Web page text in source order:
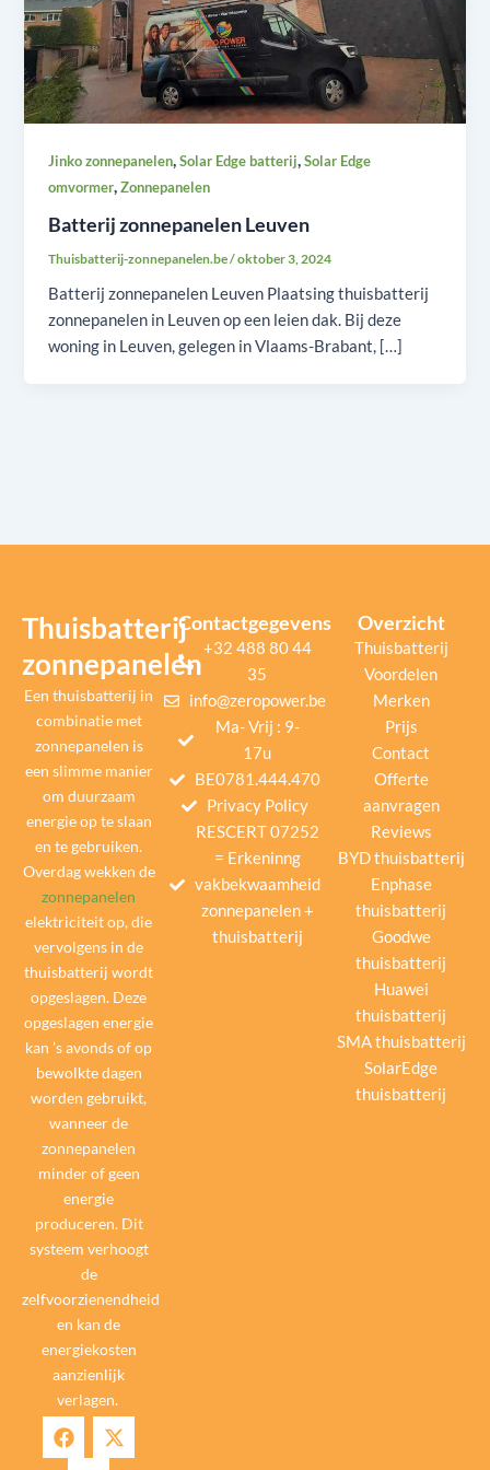
Jinko zonnepanelen,Solar Edge batterij,Solar Edge
omvormer,Zonnepanelen
Batterij zonnepanelen Leuven
Thuisbatterij-zonnepanelen.be/oktober 3, 2024
Batterij zonnepanelen Leuven Plaatsing thuisbatterij
zonnepanelen in Leuven op een leien dak. Bij deze
woning in Leuven, gelegen in Vlaams-Brabant, […]
Thuisbatterij
zonnepanelen
Een thuisbatterij in
combinatie met
zonnepanelen is
een slimme manier
om duurzaam
energie op te slaan
en te gebruiken.
Overdag wekken de
zonnepanelen
elektriciteit op, die
vervolgens in de
thuisbatterij wordt
opgeslagen. Deze
opgeslagen energie
kan ’s avonds of op
bewolkte dagen
worden gebruikt,
wanneer de
zonnepanelen
minder of geen
energie
produceren. Dit
systeem verhoogt
de
zelfvoorzienendheid
en kan de
energiekosten
aanzienlijk
verlagen.
F
a
X
-
Contactgegevens
+32 488 80 44
35
info@zeropower.be
Ma- Vrij : 9-
17u
BE0781.444.470
Privacy Policy
RESCERT 07252
= Erkeninng
vakbekwaamheid
zonnepanelen +
thuisbatterij
Overzicht
Thuisbatterij
Voordelen
Merken
Prijs
Contact
Offerte
aanvragen
Reviews
BYD thuisbatterij
Enphase
thuisbatterij
Goodwe
thuisbatterij
Huawei
thuisbatterij
SMA thuisbatterij
SolarEdge
thuisbatterij